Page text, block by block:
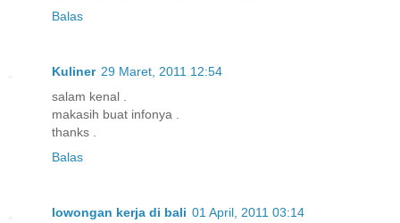
Balas
Kuliner 29 Maret, 2011 12:54
salam kenal .
makasih buat infonya .
thanks .
Balas
lowongan kerja di bali 01 April, 2011 03:14